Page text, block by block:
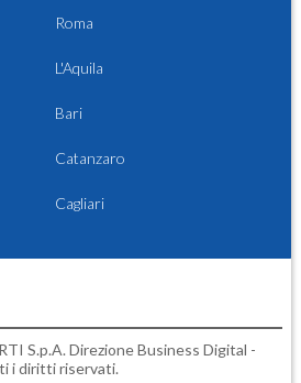
Roma
L'Aquila
Bari
Catanzaro
Cagliari
S.p.A. Direzione Business Digital -
i diritti riservati.